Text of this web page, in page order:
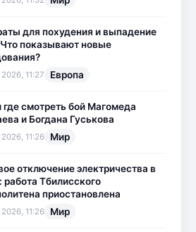
для похудения и выпадение
показывают новые
11:27 Европа
где смотреть бой Магомеда
и Богдана Гуськова
11:26 Мир
отключение электричества в
работа Тбилисского
приостановлена
11:26 Мир